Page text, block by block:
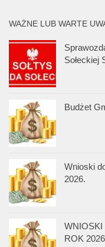
WAŻNE LUB WARTE
Sołeckiej
Budżet
Wnioski
2026.
ROK 2026